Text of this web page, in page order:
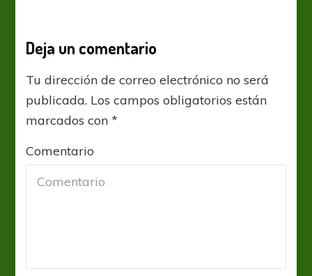
Deja un comentario
Tu dirección de correo electrónico no será
publicada. Los campos obligatorios están
marcados con*
Comentario